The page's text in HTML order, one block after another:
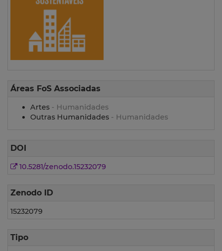
Áreas FoS Associadas
Artes - Humanidades
Outras Humanidades - Humanidades
DOI
10.5281/zenodo.15232079
Zenodo ID
15232079
Tipo